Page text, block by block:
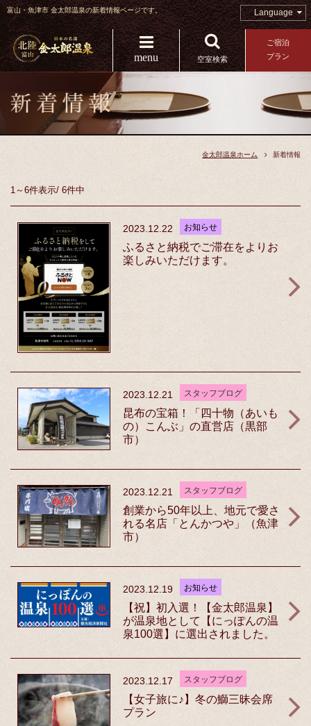
富山・魚津市 金太郎温泉の新着情報ページです。 Language
menu 空室検索
ご宿泊
プラン
金太郎温泉ホーム 新着情報
1～6件表示/ 6件中
2023.12.22 お知らせ
ふるさと納税でご滞在をよりお
楽しみいただけます。
2023.12.21 スタッフブログ
昆布の宝箱！「四十物（あいも
の）こんぶ」の直営店（黒部
市）
2023.12.21 スタッフブログ
創業から50年以上、地元で愛さ
れる名店「とんかつや」（魚津
市）
2023.12.19 お知らせ
【祝】初入選！【金太郎温泉】
が温泉地として【にっぽんの温
泉100選】に選出されました。
2023.12.17 スタッフブログ
【女子旅に♪】冬の鰤三昧会席
プラン